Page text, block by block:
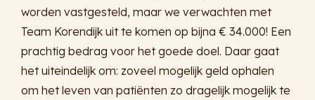
worden vastgesteld, maar we verwachten met
Team Korendijk uit te komen op bijna € 34.000! Een
prachtig bedrag voor het goede doel. Daar gaat
het uiteindelijk om: zoveel mogelijk geld ophalen
om het leven van patiënten zo dragelijk mogelijk te